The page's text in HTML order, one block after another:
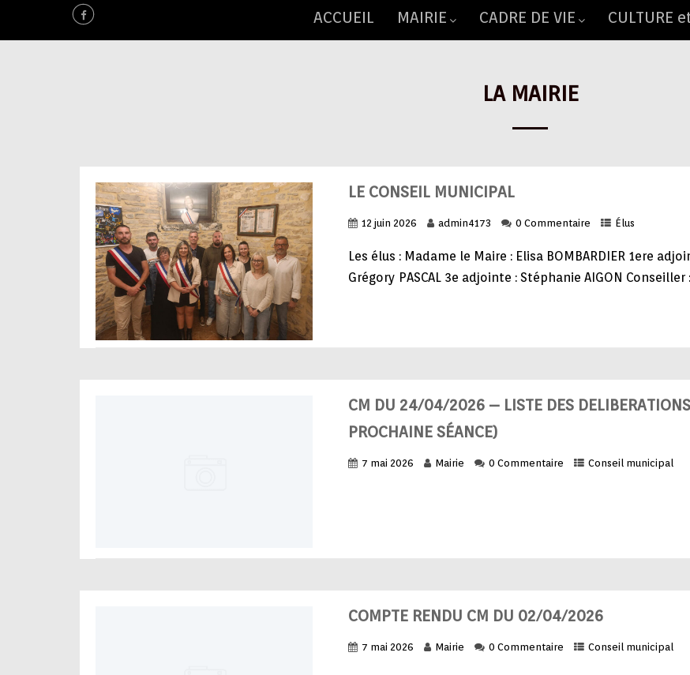
ACCUEIL MAIRIE CADRE DE VIE CULTURE
LA MAIRIE
LE CONSEIL MUNICIPAL
12 juin 2026 admin4173 0 Commentaire Élus
Les élus : Madame le Maire : Elisa BOMBARDIER 1ere
Grégory PASCAL 3e adjointe : Stéphanie AIGON Conseiller
CM DU 24/04/2026 – LISTE DES
PROCHAINE SÉANCE)
7 mai 2026 Mairie 0 Commentaire Conseil municipal
COMPTE RENDU CM DU 02/04/2026
7 mai 2026 Mairie 0 Commentaire Conseil municipal